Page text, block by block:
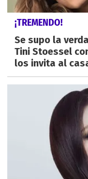
¡TREMENDO!
Se supo la
Tini Stoessel
los invita al